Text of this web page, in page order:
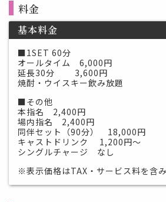
料金
基本料金
■1SET 60分
オールタイム 6,000円
延長30分 3,600円
焼酎・ウイスキー飲み放題
■その他
本指名 2,400円
場内指名 2,400円
同伴セット（90分） 18,000円
キャストドリンク 1,200円～
シングルチャージ なし
※表示価格はTAX・サービス料を含み